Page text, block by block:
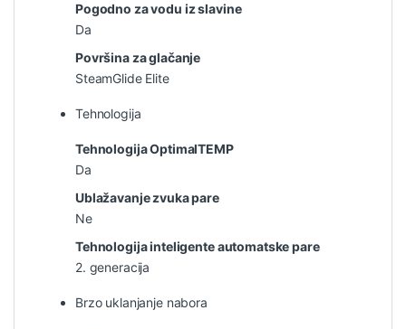
Pogodno za vodu iz slavine
Da
Površina za glačanje
SteamGlide Elite
Tehnologija
Tehnologija OptimalTEMP
Da
Ublažavanje zvuka pare
Ne
Tehnologija inteligente automatske pare
2. generacija
Brzo uklanjanje nabora